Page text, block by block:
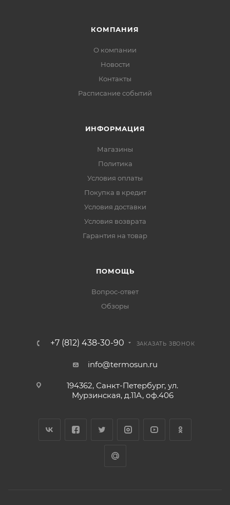
КОМПАНИЯ
О компании
Новости
Контакты
Расписание событий
ИНФОРМАЦИЯ
Магазины
Политика
Условия оплаты
Покупка в кредит
Условия доставки
Условия возврата
Гарантия на товар
ПОМОЩЬ
Вопрос-ответ
Обзоры
+7 (812) 438-30-90 ЗАКАЗАТЬ ЗВОНОК
info@termosun.ru
194362, Санкт-Петербург, ул.
Мурзинская, д.11А, оф.406